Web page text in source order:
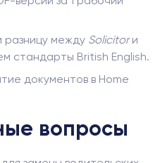
разницу между Solicitorи
стандарты British English.
документов в Home
вопросы